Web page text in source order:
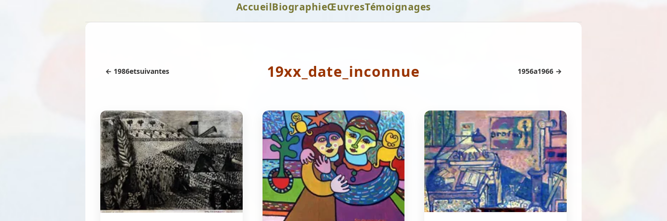
AccueilBiographieŒuvresTémoignages
← 1986etsuivantes 19xx_date_inconnue 1956a1966 →